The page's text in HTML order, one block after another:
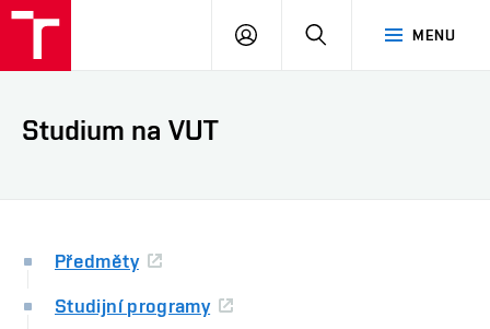
MENU
PŘIHLÁSIT
Studium na VUT
Předměty
Studijní programy